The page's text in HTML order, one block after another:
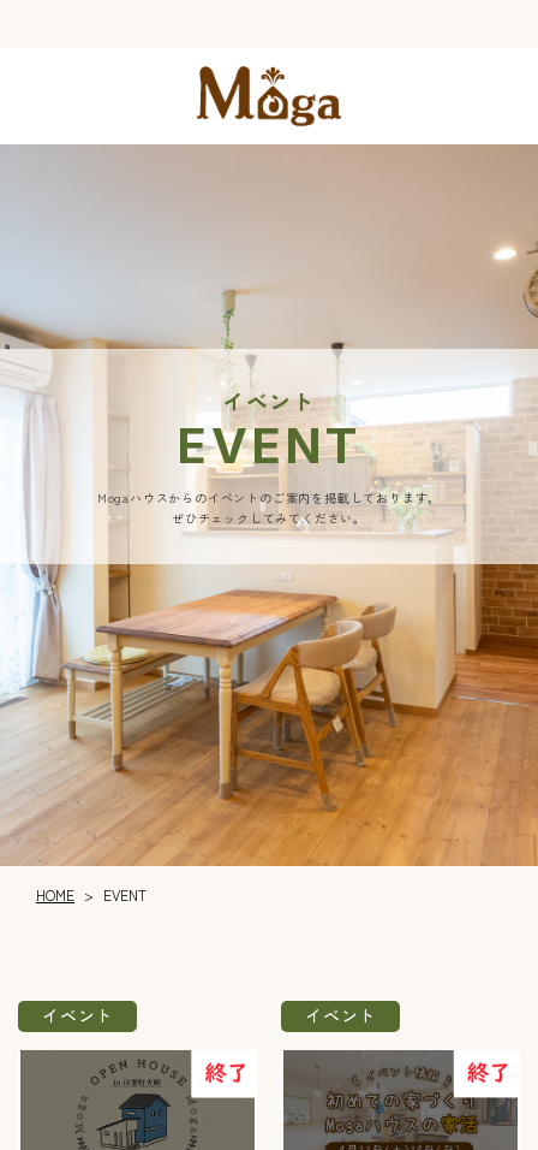
イベント
EVENT
Mogaハウスからのイベントのご案内を掲載しております。
ぜひチェックしてみてください。​​​​​​​
HOME > EVENT
イベント イベント